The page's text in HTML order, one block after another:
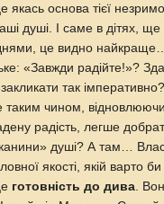
якась основа тієї
душі. І саме в дітях,
це видно
«Завжди радійте!»?
так
чином,
радість, легше
душі? А там…
якості, якій варто
готовність до дива .